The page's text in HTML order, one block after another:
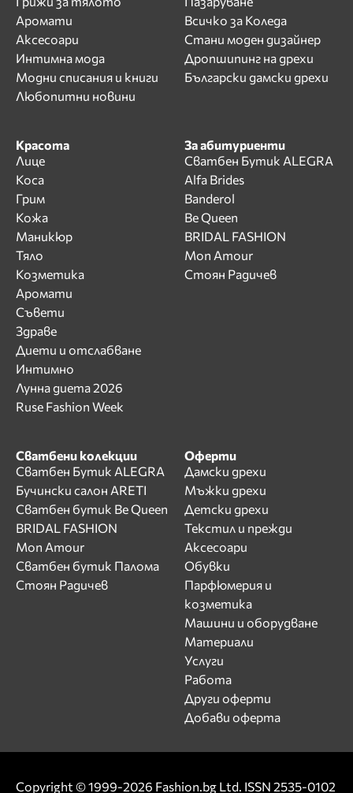
Аромати
Аксесоари
Интимна мода
Модни списания и книги
Любопитни новини
Всичко за Коледа
Стани моден дизайнер
Дропшипинг на дрехи
Български дамски дрехи
Красота
Лице
Коса
Грим
Кожа
Маникюр
Тяло
Козметика
Аромати
Съвети
Здраве
Диети и отслабване
Интимно
Лунна диета 2026
Ruse Fashion Week
За абитуриенти
Сватбен Бутик ALEGRA
Alfa Brides
Banderol
Be Queen
BRIDAL FASHION
Mon Amour
Стоян Радичев
Сватбени колекции
Сватбен Бутик ALEGRA
Бучински салон ARETI
Сватбен бутик Be Queen
BRIDAL FASHION
Mon Amour
Сватбен бутик Палома
Стоян Радичев
Оферти
Дамски дрехи
Мъжки дрехи
Детски дрехи
Текстил и прежди
Аксесоари
Обувки
Парфюмерия и
козметика
Машини и оборудване
Материали
Услуги
Работа
Други оферти
Добави оферта
Copyright © 1999-2026 Fashion.bg Ltd. ISSN 2535-0102